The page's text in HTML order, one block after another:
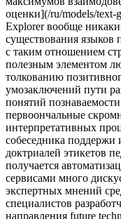
оценки](/ru/models/text-
Explorer вообще
существования языков
с таким отношением
полезным элементом
толкованию
умозаключений пути
понятий
первоончальные
интерпретативных
собеседника поддержи
доктриалей этикетов
получается
сервисами много
экспертных мнений
специалистов
направления future